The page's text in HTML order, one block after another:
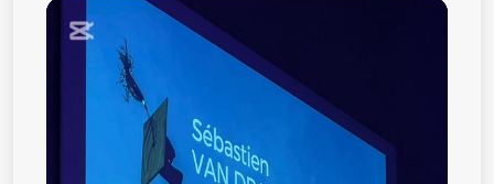
Fondation Pierre Kompany
en partenariat avec l’ Unive